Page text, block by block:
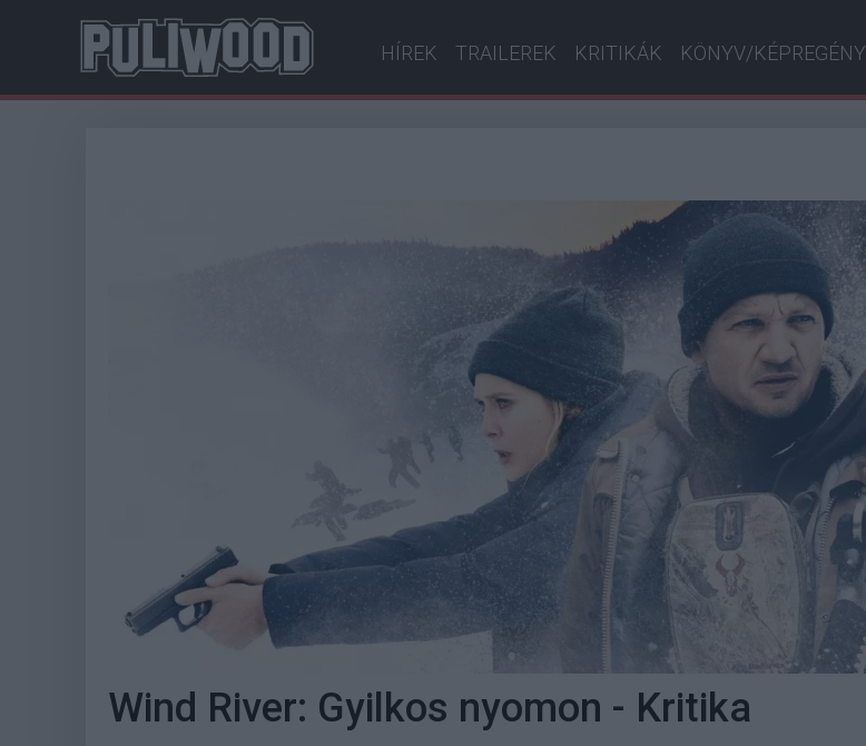
HÍREK TRAILEREK KRITIKÁK KÖNYV/KÉPREGÉNY
Wind River: Gyilkos nyomon - Kritika